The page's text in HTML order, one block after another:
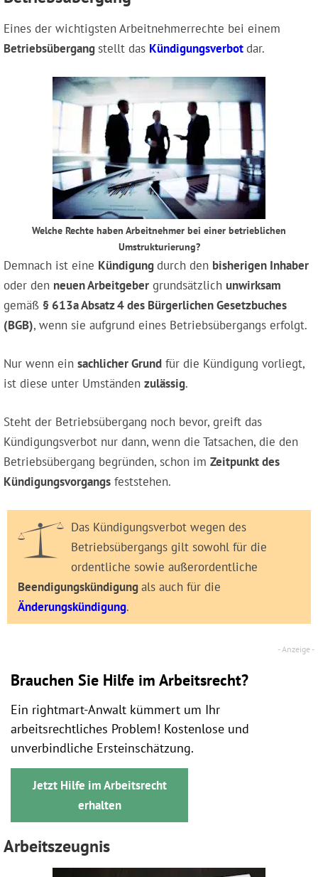
Eines der wichtigsten Arbeitnehmerrechte bei einem
Betriebsübergangstellt das Kündigungsverbotdar.
Welche Rechte haben Arbeitnehmer bei einer betrieblichen
Umstrukturierung?
Demnach ist eine Kündigungdurch den bisherigen Inhaber
oder den neuen Arbeitgeber grundsätzlich unwirksam
gemäß § 613a Absatz 4 des Bürgerlichen Gesetzbuches
(BGB), wenn sie aufgrund eines Betriebsübergangs erfolgt.
Nur wenn ein sachlicher Grund für die Kündigung vorliegt,
ist diese unter Umständen zulässig.
Steht der Betriebsübergang noch bevor, greift das
Kündigungsverbot nur dann, wenn die Tatsachen, die den
Betriebsübergang begründen, schon im Zeitpunkt des
Kündigungsvorgangs feststehen.
Das Kündigungsverbot wegen des
Betriebsübergangs gilt sowohl für die
ordentliche sowie außerordentliche
Beendigungskündigungals auch für die
Änderungskündigung.
Brauchen Sie Hilfe im Arbeitsrecht?
Ein rightmart-Anwalt kümmert um Ihr
arbeitsrechtliches Problem! Kostenlose und
unverbindliche Ersteinschätzung.
Jetzt Hilfe im Arbeitsrecht
erhalten
Arbeitszeugnis